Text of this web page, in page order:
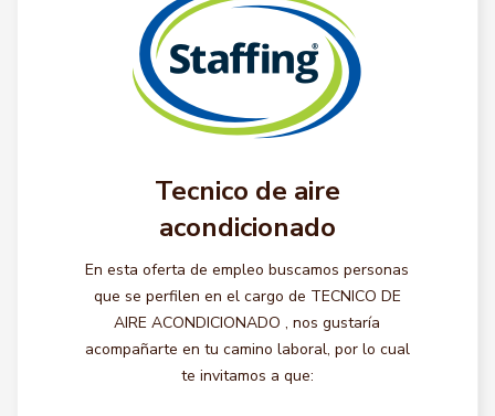
Tecnico de aire
acondicionado
En esta oferta de empleo buscamos personas
que se perfilen en el cargo de TECNICO DE
AIRE ACONDICIONADO , nos gustaría
acompañarte en tu camino laboral, por lo cual
te invitamos a que: